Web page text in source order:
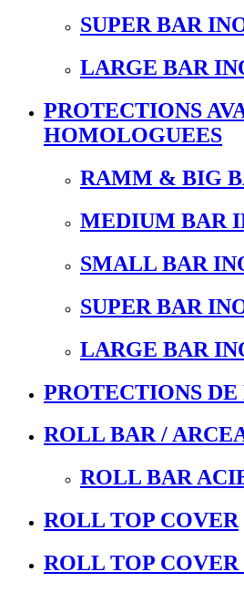
SUPER BAR
LARGE BAR
PROTECTIONS
HOMOLOGUEES
RAMM & BIG
MEDIUM BAR
SMALL BAR
SUPER BAR
LARGE BAR
PROTECTIONS DE
ROLL BAR /
ROLL BAR
ROLL TOP COVER
ROLL TOP COVER